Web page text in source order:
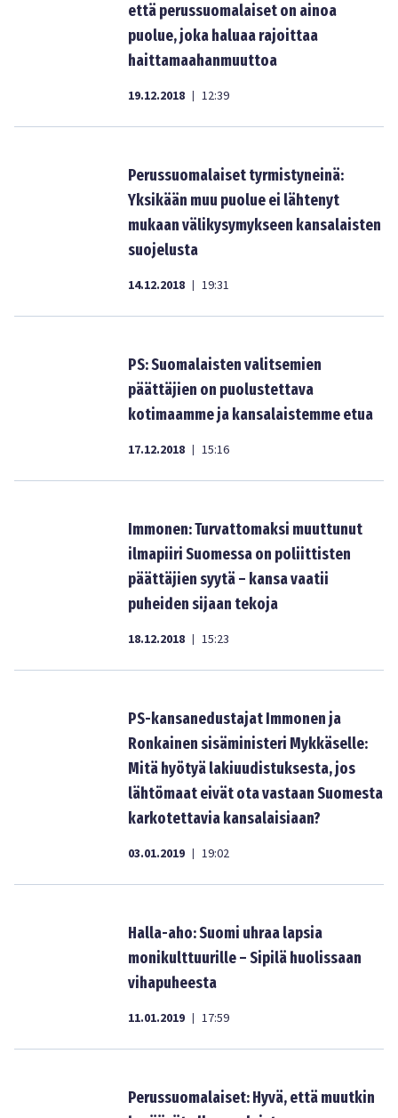
että perussuomalaiset on ainoa
puolue, joka haluaa rajoittaa
haittamaahanmuuttoa
19.12.2018 | 12:39
Perussuomalaiset tyrmistyneinä:
Yksikään muu puolue ei lähtenyt
mukaan välikysymykseen kansalaisten
suojelusta
14.12.2018 | 19:31
PS: Suomalaisten valitsemien
päättäjien on puolustettava
kotimaamme ja kansalaistemme etua
17.12.2018 | 15:16
Immonen: Turvattomaksi muuttunut
ilmapiiri Suomessa on poliittisten
päättäjien syytä – kansa vaatii
puheiden sijaan tekoja
18.12.2018 | 15:23
PS-kansanedustajat Immonen ja
Ronkainen sisäministeri Mykkäselle:
Mitä hyötyä lakiuudistuksesta, jos
lähtömaat eivät ota vastaan Suomesta
karkotettavia kansalaisiaan?
03.01.2019 | 19:02
Halla-aho: Suomi uhraa lapsia
monikulttuurille – Sipilä huolissaan
vihapuheesta
11.01.2019 | 17:59
Perussuomalaiset: Hyvä, että muutkin